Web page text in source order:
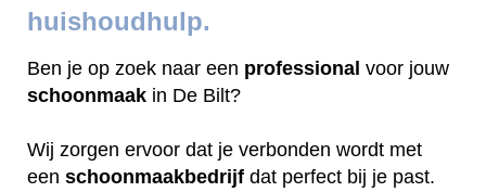
huishoudhulp.
Ben je op zoek naar een professional voor jouw
schoonmaak in De Bilt?
Wij zorgen ervoor dat je verbonden wordt met
een schoonmaakbedrijf dat perfect bij je past.